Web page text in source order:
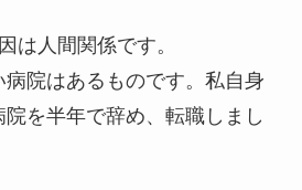
は人間関係です。
病院はあるものです。私自身
を半年で辞め、転職しまし